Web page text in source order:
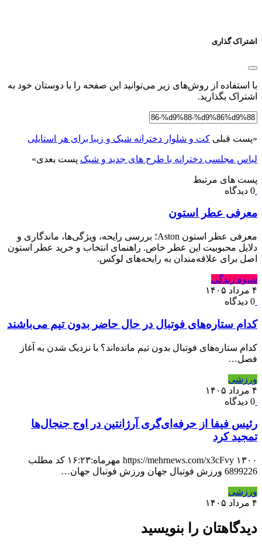
اشتراک گذاری
با استفاده از روش‌های زیر می‌توانید این صفحه را با دوستان خود به
اشتراک بگذارید.
«پست قبلی کت و شلوار دخترانه شیک و زیبا برای هر استایلی
لباس مجلسی دخترانه با طرح های جدید و شیک پست بعدی»
پست های مرتبط
0 دیدگاه
معرفی عطر استون
معرفی عطر استون Aston؛ بررسی رایحه، ویژگی‌ها، ماندگاری و
دلایل محبوبیت این عطر خاص. راهنمای انتخاب و خرید عطر استون
اصل برای علاقه‌مندان به رایحه‌های لوکس.
شیوه زندگی
۴ مرداد ۱۴۰۵
0 دیدگاه
کدام ستاره‌های فوتبال در حال حاضر بدون تیم می‌باشند
کدام ستاره‌های فوتبال بدون تیم مانده‌اند؟ با نزدیک شدن به آغاز
فصل…
ورزشی
۴ مرداد ۱۴۰۵
0 دیدگاه
رئیس فیفا از حرفه‌ای‌گری آرژانتین در اوج جنجال‌ها
تمجید کرد
https://mehrnews.com/x3cFvy ۱۳۰۰ مهرماه:۱۶:۲۳ کد مطلب
6899226 ورزش فوتبال جهان ورزش فوتبال جهان…
ورزشی
۴ مرداد ۱۴۰۵
دیدگاهتان را بنویسید